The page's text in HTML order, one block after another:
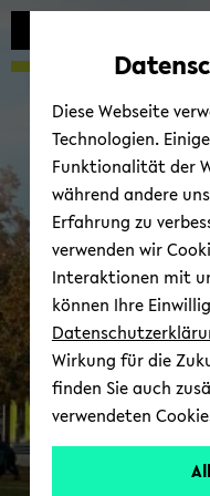
Diese Webseite
Technologien.
Funktionalität der
während andere
Erfahrung zu
verwenden wir
Interaktionen mit
können Ihre
Wirkung für die
finden Sie auch
verwendeten